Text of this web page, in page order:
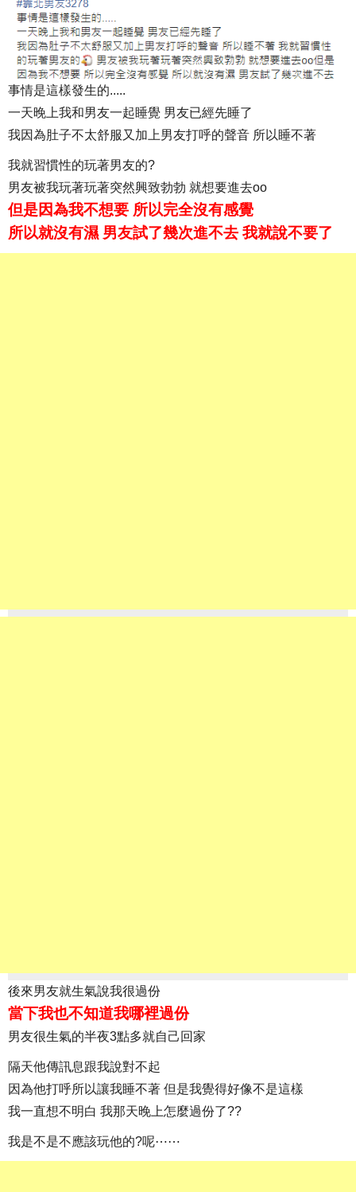
事情是這樣發生的.....
一天晚上我和男友一起睡覺 男友已經先睡了
我因為肚子不太舒服又加上男友打呼的聲音 所以睡不著
我就習慣性的玩著男友的?
男友被我玩著玩著突然興致勃勃 就想要進去oo
但是因為我不想要 所以完全沒有感覺
所以就沒有濕 男友試了幾次進不去 我就說不要了
後來男友就生氣說我很過份
當下我也不知道我哪裡過份
男友很生氣的半夜3點多就自己回家
隔天他傳訊息跟我說對不起
因為他打呼所以讓我睡不著 但是我覺得好像不是這樣
我一直想不明白 我那天晚上怎麼過份了??
我是不是不應該玩他的?呢⋯⋯